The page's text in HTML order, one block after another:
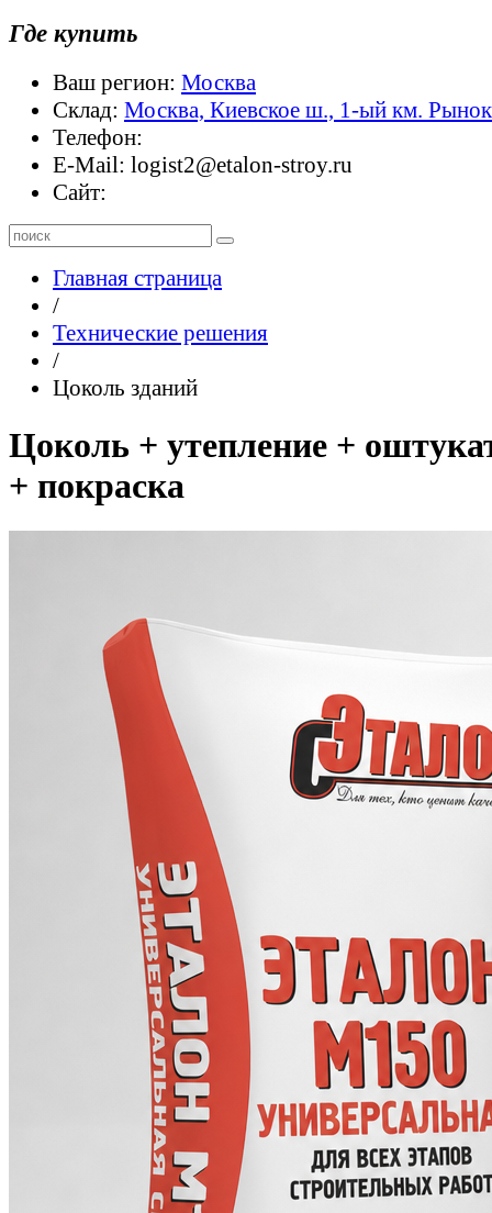
Где купить
Ваш регион: Москва
Склад: Москва, Киевское ш., 1-ый км.
Телефон:
E-Mail: logist2@etalon-stroy.ru
Сайт:
Главная страница
/
Технические решения
/
Цоколь зданий
Цоколь + утепление +
+ покраска